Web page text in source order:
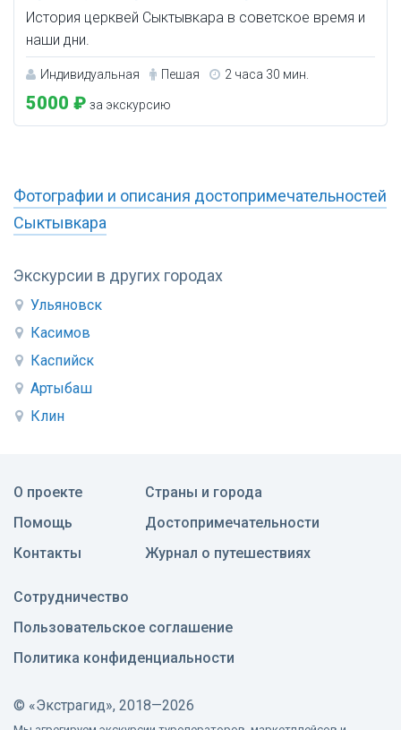
Экскурсии в других городах
Ульяновск
Касимов
Каспийск
Артыбаш
Клин
История церквей Сыктывкара в советское время и
наши дни.
Индивидуальная Пешая 2 часа 30 мин.
5000 ₽ за экскурсию
Фотографии и описания достопримечательностей
Сыктывкара
О проекте
Помощь
Контакты
Страны и города
Достопримечательности
Журнал о путешествиях
Сотрудничество
Пользовательское соглашение
Политика конфиденциальности
© «Экстрагид», 2018—2026